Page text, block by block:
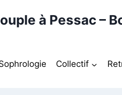
à Pessac –
Collectif